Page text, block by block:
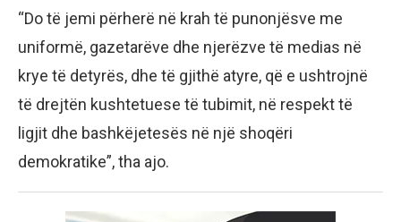
“Do të jemi përherë në krah të punonjësve me
uniformë, gazetarëve dhe njerëzve të medias në
krye të detyrës, dhe të gjithë atyre, që e ushtrojnë
të drejtën kushtetuese të tubimit, në respekt të
ligjit dhe bashkëjetesës në një shoqëri
demokratike”, tha ajo.